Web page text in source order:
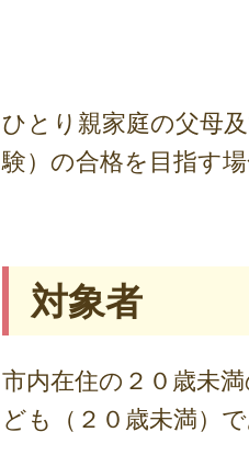
ひとり親家庭の父母
験）の合格を目指す
対象者
市内在住の２０歳未
ども（２０歳未満）